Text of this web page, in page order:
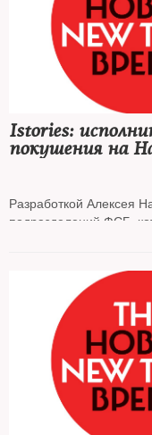
Istories:
покушения на
Разработкой Алексея
подразделений ФСБ,
проект «Важные